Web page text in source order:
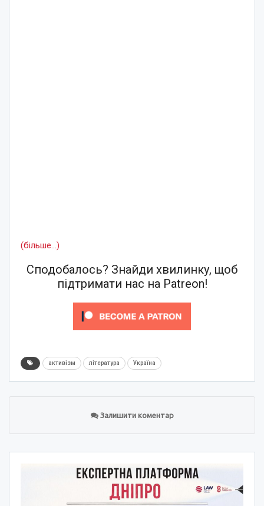
(більше…)
Сподобалось? Знайди хвилинку, щоб
підтримати нас на Patreon!
активізм література Україна
Залишити коментар